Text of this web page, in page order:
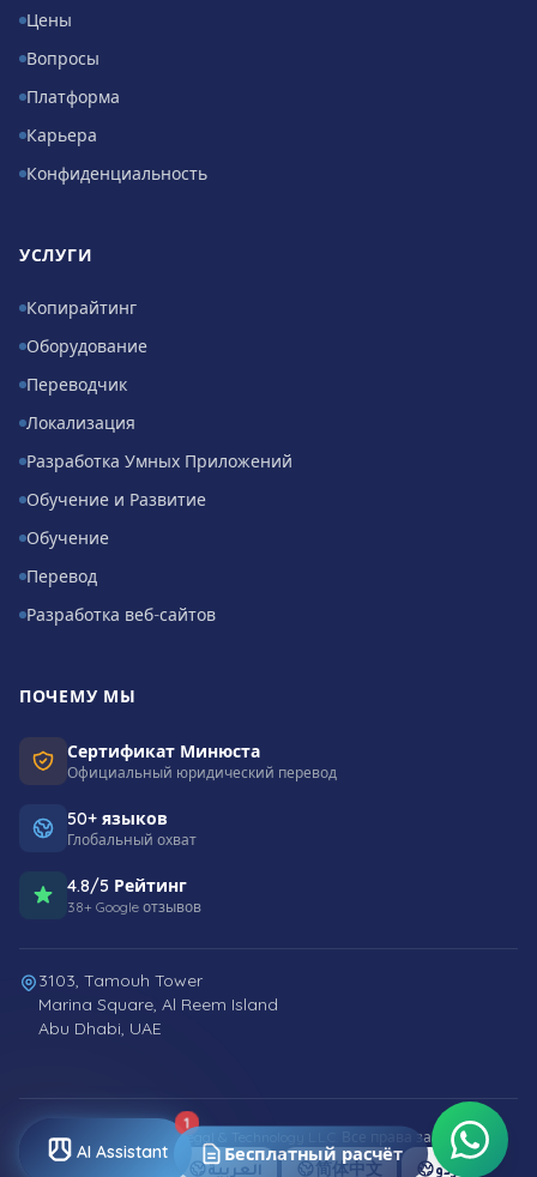
Цены
Вопросы
Платформа
Карьера
Конфиденциальность
УСЛУГИ
Копирайтинг
Оборудование
Переводчик
Локализация
Разработка Умных Приложений
Обучение и Развитие
Обучение
Перевод
Разработка веб-сайтов
ПОЧЕМУ МЫ
Сертификат Минюста
Официальный юридический перевод
50+ языков
Глобальный охват
4.8/5 Рейтинг
38+ Google отзывов
3103, Tamouh Tower
Marina Square, Al Reem Island
Abu Dhabi, UAE
© 2026 Smart World Legal & Technology L.L.C. Все права защищены.
العربية 简体中文 اردو
AI Assistant
1
Бесплатный расчёт